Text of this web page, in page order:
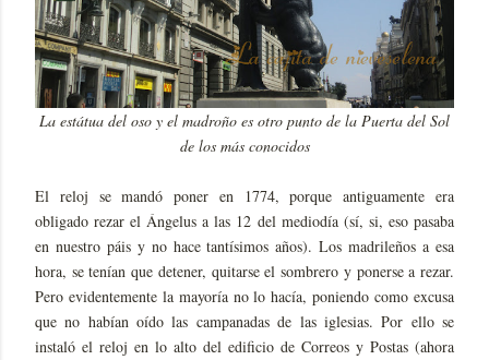
La estátua del oso y el madroño es otro punto de la Puerta del Sol
de los más conocidos
El reloj se mandó poner en 1774, porque antiguamente era
obligado rezar el Ángelus a las 12 del mediodía (sí, si, eso pasaba
en nuestro páis y no hace tantísimos años). Los madrileños a esa
hora, se tenían que detener, quitarse el sombrero y ponerse a rezar.
Pero evidentemente la mayoría no lo hacía, poniendo como excusa
que no habían oído las campanadas de las iglesias. Por ello se
instaló el reloj en lo alto del edificio de Correos y Postas (ahora